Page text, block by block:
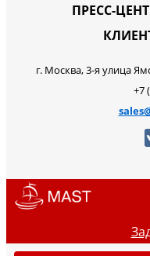
ПРЕСС-
г. Москва, 3-я улица
+7